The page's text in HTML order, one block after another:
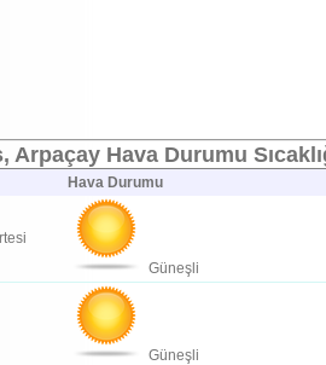
Arpaçay Hava Durumu
Hava Durumu
Güneşli
Güneşli